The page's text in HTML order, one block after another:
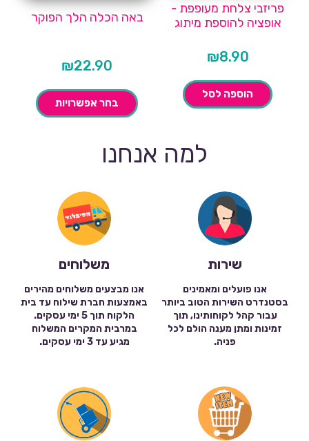
פריזבי צלחת מעופפת -
אופציה להוספת מיתוג
₪8.90
הוספה לסל
באה הכלה הלך הפוקר
₪22.90
בחר אפשרויות
למה אנחנו
שירות
אנו פועלים ומאמינים
בסטנדרט השירות הטוב ביותר
עבור קהל לקוחותינו, תוך
זמינות ומתן מענה הולם לכל
פניה.
משלוחים
אנו מבצעים משלוחים מהירים
באמצעות חברת שילוח עד בית
הלקוח תוך 5 ימי עסקים.
במרבית המקרים המשלוח
מגיע עד 3 ימי עסקים.